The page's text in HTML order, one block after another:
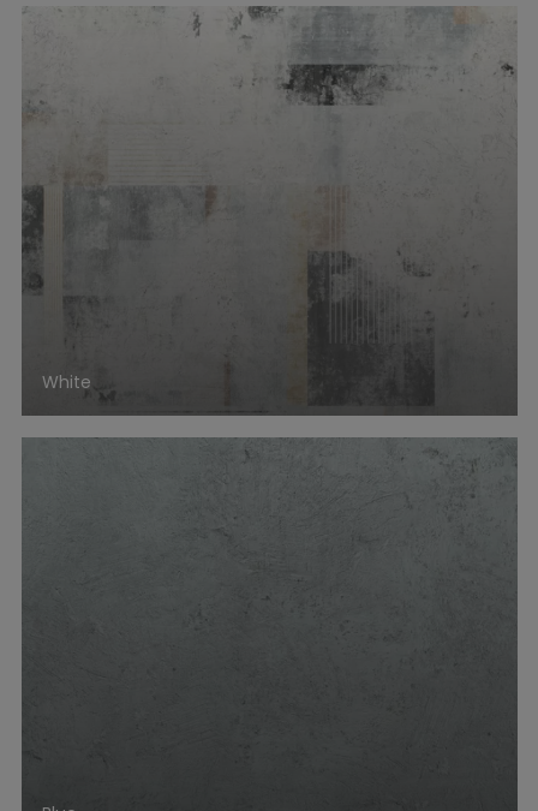
White